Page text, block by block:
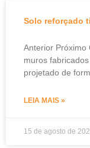
Solo reforçado
Anterior Próximo
muros
projetado de
LEIA MAIS »
15 de agosto de